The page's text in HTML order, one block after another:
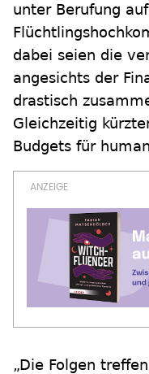
unter Berufung
dabei seien die
angesichts der
drastisch
Gleichzeitig
Budgets für
„Die Folgen